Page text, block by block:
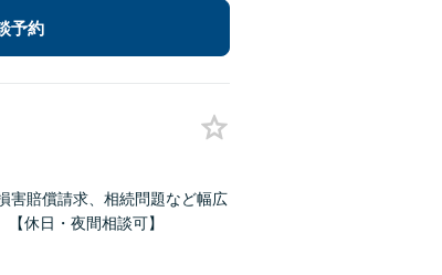
予約
害賠償請求、相続問題など幅広
休日・夜間相談可】